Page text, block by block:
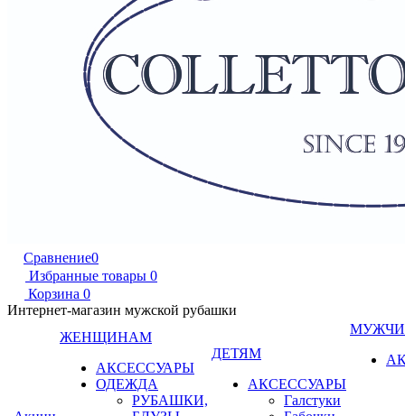
Сравнение0
Избранные товары 0
Корзина 0
Интернет-магазин мужской рубашки
ЖЕНЩИНАМ
АКСЕССУАРЫ
ОДЕЖДА
РУБАШКИ,
ДЕТЯМ
АКСЕССУАРЫ
Галстуки